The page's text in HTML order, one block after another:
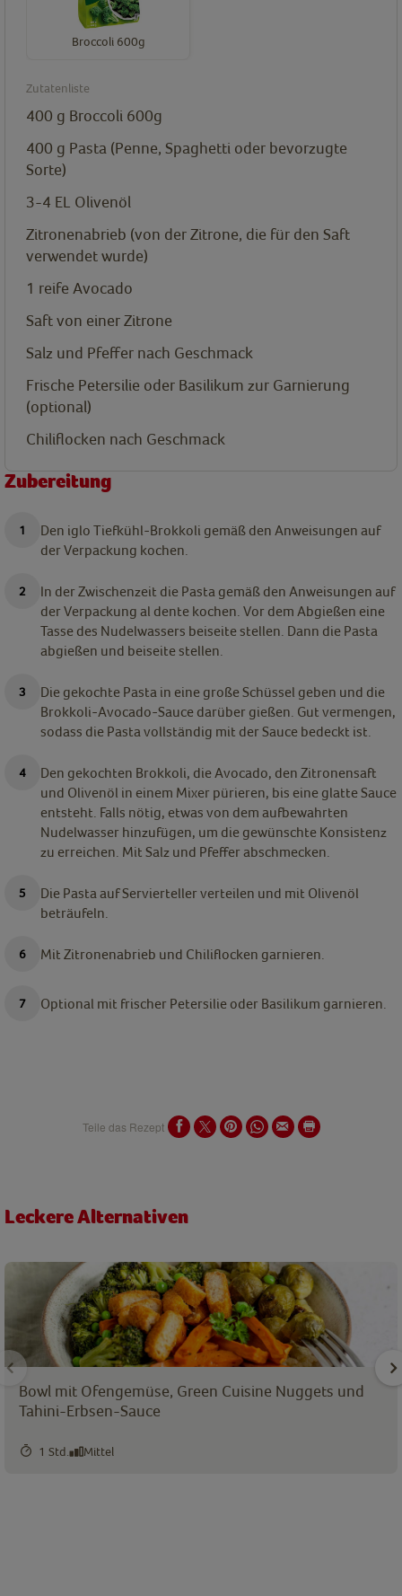
Broccoli 600g
Zutatenliste
400 g Broccoli 600g
400 g Pasta (Penne, Spaghetti oder bevorzugte
Sorte)
3-4 EL Olivenöl
Zitronenabrieb (von der Zitrone, die für den Saft
verwendet wurde)
1 reife Avocado
Saft von einer Zitrone
Salz und Pfeffer nach Geschmack
Frische Petersilie oder Basilikum zur Garnierung
(optional)
Chiliflocken nach Geschmack
Zubereitung
Den iglo Tiefkühl-Brokkoli gemäß den Anweisungen auf
der Verpackung kochen.
In der Zwischenzeit die Pasta gemäß den Anweisungen auf
der Verpackung al dente kochen. Vor dem Abgießen eine
Tasse des Nudelwassers beiseite stellen. Dann die Pasta
abgießen und beiseite stellen.
Die gekochte Pasta in eine große Schüssel geben und die
Brokkoli-Avocado-Sauce darüber gießen. Gut vermengen,
sodass die Pasta vollständig mit der Sauce bedeckt ist.
Den gekochten Brokkoli, die Avocado, den Zitronensaft
und Olivenöl in einem Mixer pürieren, bis eine glatte Sauce
entsteht. Falls nötig, etwas von dem aufbewahrten
Nudelwasser hinzufügen, um die gewünschte Konsistenz
zu erreichen. Mit Salz und Pfeffer abschmecken.
Die Pasta auf Servierteller verteilen und mit Olivenöl
beträufeln.
Mit Zitronenabrieb und Chiliflocken garnieren.
Optional mit frischer Petersilie oder Basilikum garnieren.
Teile das Rezept
Leckere Alternativen
Bowl mit Ofengemüse, Green Cuisine Nuggets und
Tahini-Erbsen-Sauce
1 Std. Mittel